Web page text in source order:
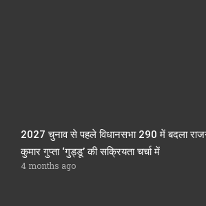
2027 चुनाव से पहले विधानसभा 290 में बदला
कुमार गुप्ता ‘गुड्डू’ की सक्रियता चर्चा में
4 months ago